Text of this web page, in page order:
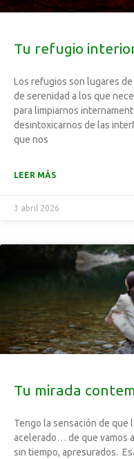
Tu refugio
Los refugios son lugares
de serenidad a los que
para limpiarnos
desintoxicarnos de las
que nos
LEER MÁS
3 abril 2026
Tu mirada
Tengo la sensación de que
acelerado… de que vamos
sin tiempo, apresurados.